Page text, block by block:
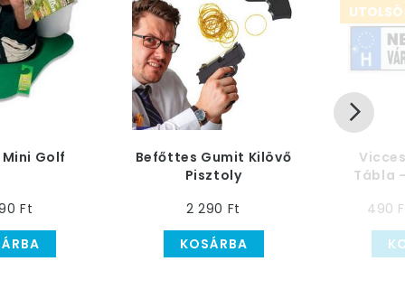
Golf
Ft
Befőttes Gumit Kilövő
Pisztoly
2 290 Ft
KOSÁRBA
Tábla
490